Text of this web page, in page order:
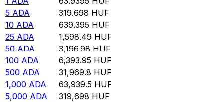
5 ADA 319.698 HUF
10 ADA 639.395 HUF
25 ADA 1,598.49 HUF
50 ADA 3,196.98 HUF
100 ADA 6,393.95 HUF
500 ADA 31,969.8 HUF
1,000 ADA 63,939.5 HUF
5,000 ADA 319,698 HUF